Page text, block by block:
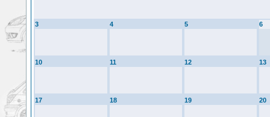
3 4 5 6
10 11 12 13
17 18 19 20